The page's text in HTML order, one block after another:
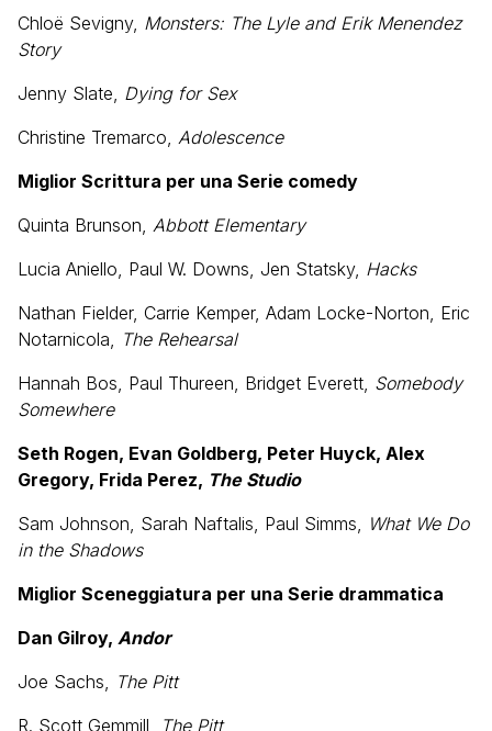
Chloë Sevigny, Monsters: The Lyle and Erik Menendez
Story
Jenny Slate, Dying for Sex
Christine Tremarco, Adolescence
Miglior Scrittura per una Serie comedy
Quinta Brunson, Abbott Elementary
Lucia Aniello, Paul W. Downs, Jen Statsky, Hacks
Nathan Fielder, Carrie Kemper, Adam Locke-Norton, Eric
Notarnicola, The Rehearsal
Hannah Bos, Paul Thureen, Bridget Everett, Somebody
Somewhere
Seth Rogen, Evan Goldberg, Peter Huyck, Alex
Gregory, Frida Perez, The Studio
Sam Johnson, Sarah Naftalis, Paul Simms, What We Do
in the Shadows
Miglior Sceneggiatura per una Serie drammatica
Dan Gilroy, Andor
Joe Sachs, The Pitt
R. Scott Gemmill,
The Pitt